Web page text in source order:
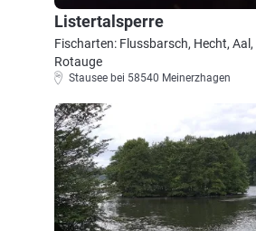
Listertalsperre
Fischarten: Flussbarsch, Hecht, Aal,
Rotauge
Stausee bei 58540 Meinerzhagen